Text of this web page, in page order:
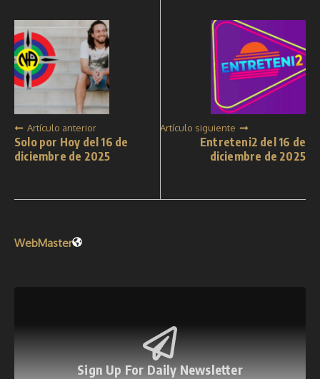
Artículo anterior
Solo por Hoy del 16 de
diciembre de 2025
Artículo siguiente
Entreteni2 del 16 de
diciembre de 2025
WebMaster
Sign Up For Daily Newsletter